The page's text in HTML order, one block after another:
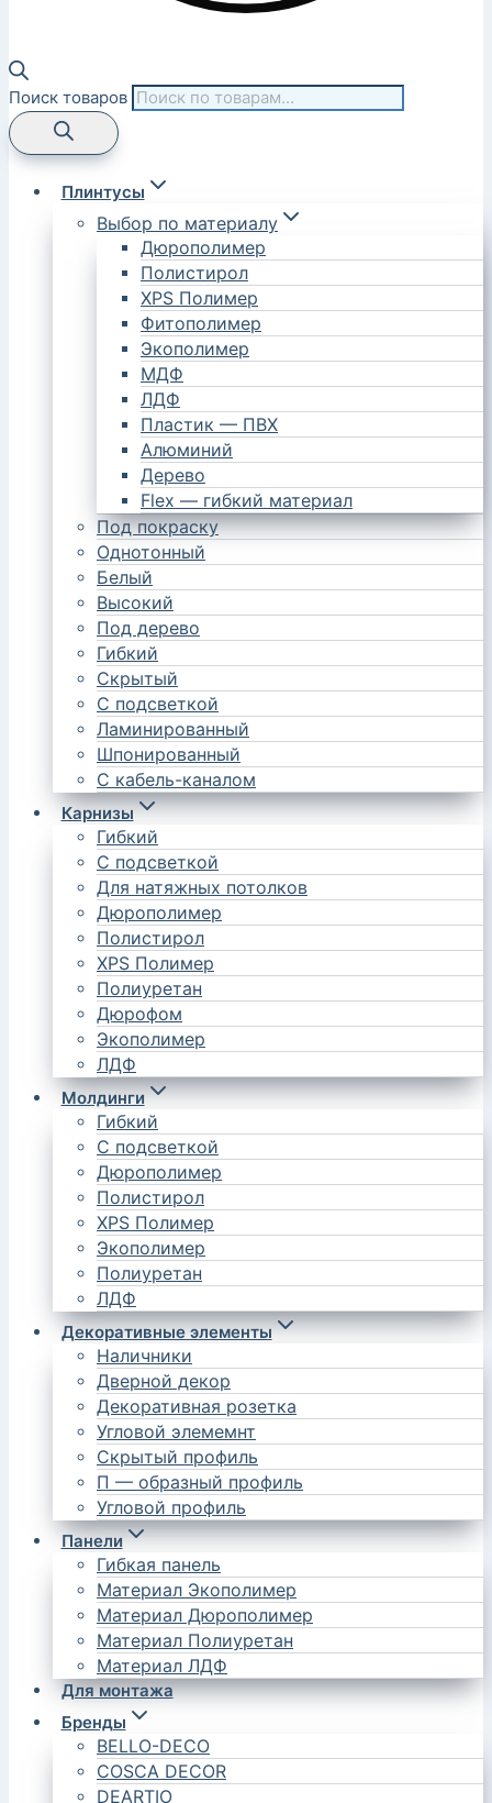
Поиск товаров
Плинтусы
Выбор по материалу
Дюрополимер
Полистирол
XPS Полимер
Фитополимер
Экополимер
МДФ
ЛДФ
Пластик — ПВХ
Алюминий
Дерево
Flex — гибкий материал
Под покраску
Однотонный
Белый
Высокий
Под дерево
Гибкий
Скрытый
С подсветкой
Ламинированный
Шпонированный
С кабель-каналом
Карнизы
Гибкий
С подсветкой
Для натяжных потолков
Дюрополимер
Полистирол
XPS Полимер
Полиуретан
Дюрофом
Экополимер
ЛДФ
Молдинги
Гибкий
С подсветкой
Дюрополимер
Полистирол
XPS Полимер
Экополимер
Полиуретан
ЛДФ
Декоративные элементы
Наличники
Дверной декор
Декоративная розетка
Угловой элемемнт
Скрытый профиль
П — образный профиль
Угловой профиль
Панели
Гибкая панель
Материал Экополимер
Материал Дюрополимер
Материал Полиуретан
Материал ЛДФ
Для монтажа
Бренды
BELLO-DECO
COSCA DECOR
DEARTIO